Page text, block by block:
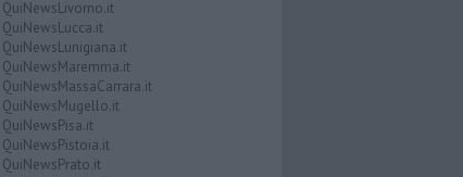
QuiNewsLivorno.it
QuiNewsLucca.it
QuiNewsLunigiana.it
QuiNewsMaremma.it
QuiNewsMassaCarrara.it
QuiNewsMugello.it
QuiNewsPisa.it
QuiNewsPistoia.it
QuiNewsPrato.it